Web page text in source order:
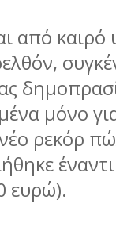
από καιρό
μόνο
ρεκόρ
ευρώ).